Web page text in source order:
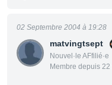
matvingtsept
Nouvel·le AFfilié·e
Membre depuis 22
02 Septembre 2004 à 19:28